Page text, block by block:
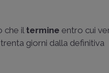
che il termineentro cui
giorni dalla definitiva